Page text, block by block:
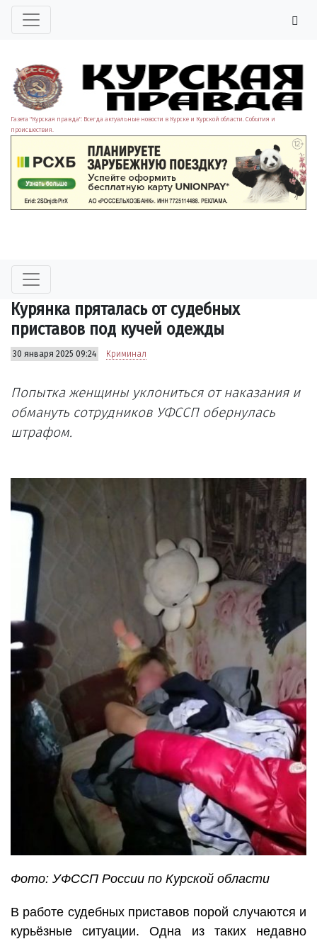
Газета "Курская правда". Всегда актуальные новости в Курске и Курской области. События и
происшествия.
Курянка пряталась от судебных
приставов под кучей одежды
30 января 2025 09:24 Криминал
Попытка женщины уклониться от наказания и
обмануть сотрудников УФССП обернулась
штрафом.
Фото: УФССП России по Курской области
В работе судебных приставов порой случаются и
курьёзные ситуации. Одна из таких недавно